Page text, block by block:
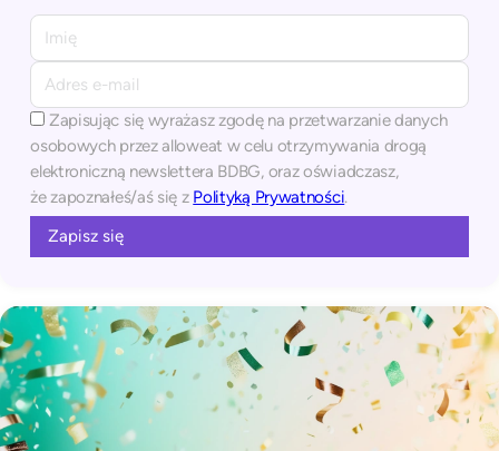
Zapisując się wyrażasz zgodę na przetwarzanie danych
osobowych przez alloweat w celu otrzymywania drogą
elektroniczną newslettera BDBG, oraz oświadczasz,
że zapoznałeś/aś się z Polityką Prywatności.
A
l
e
r
n
a
t
v
: